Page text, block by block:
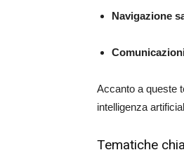
Navigazione
Accanto a queste
intelligenza
Tematiche